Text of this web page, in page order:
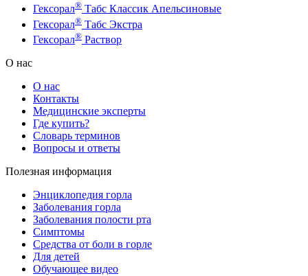
Гексорал® Табс Классик Апельсиновые
Гексорал® Табс Экстра
Гексорал® Раствор
О нас
О нас
Контакты
Медицинские эксперты
Где купить?
Словарь терминов
Вопросы и ответы
Полезная информация
Энциклопедия горла
Заболевания горла
Заболевания полости рта
Симптомы
Средства от боли в горле
Для детей
Обучающее видео